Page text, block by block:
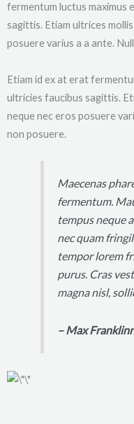
fermentum luctus maximus
sagittis. Etiam ultrices
posuere varius a a ante.
Etiam id ex at erat
ultricies faucibus sagittis.
neque nec eros posuere
non posuere.
Maecenas
fermentum.
tempus neque
nec quam
tempor lorem
purus. Cras
magna nisl,
– Max